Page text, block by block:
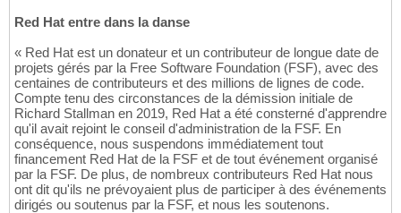
Red Hat entre dans la danse
« Red Hat est un donateur et un contributeur de longue date de
projets gérés par la Free Software Foundation (FSF), avec des
centaines de contributeurs et des millions de lignes de code.
Compte tenu des circonstances de la démission initiale de
Richard Stallman en 2019, Red Hat a été consterné d'apprendre
qu'il avait rejoint le conseil d'administration de la FSF. En
conséquence, nous suspendons immédiatement tout
financement Red Hat de la FSF et de tout événement organisé
par la FSF. De plus, de nombreux contributeurs Red Hat nous
ont dit qu'ils ne prévoyaient plus de participer à des événements
dirigés ou soutenus par la FSF, et nous les soutenons.